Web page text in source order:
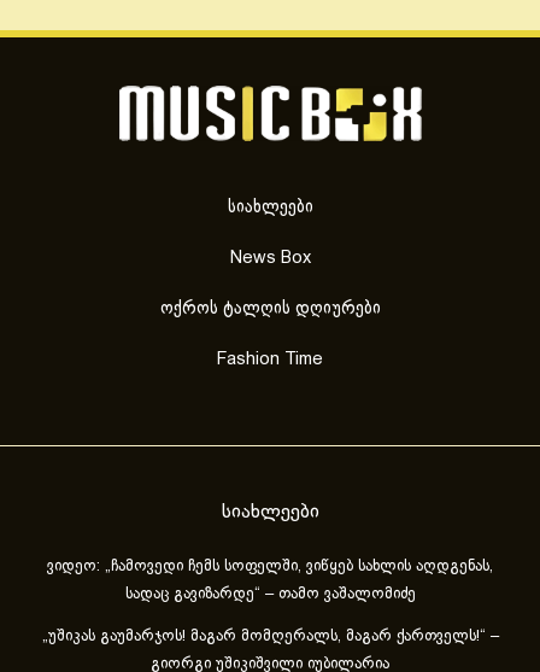
სიახლეები
News Box
ოქროს ტალღის დღიურები
Fashion Time
სიახლეები
ვიდეო: „ჩამოვედი ჩემს სოფელში, ვიწყებ სახლის აღდგენას,
სადაც გავიზარდე“ – თამო ვაშალომიძე
„უშიკას გაუმარჯოს! მაგარ მომღერალს, მაგარ ქართველს!“ –
გიორგი უშიკიშვილი იუბილარია